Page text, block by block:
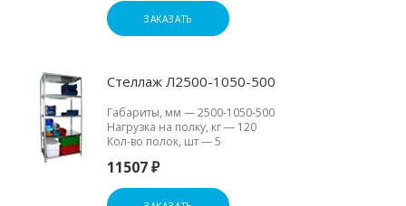
ЗАКАЗАТЬ
Стеллаж Л2500-1050-500
Габариты, мм —2500-1050-500
Нагрузка на полку, кг— 120
Кол-во полок, шт—5
11507 ₽